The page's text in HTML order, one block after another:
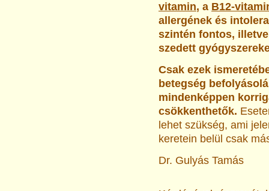
vitamin, a B12-
allergének és
szintén fontos,
szedett
Csak ezek
betegség
mindenképpen
csökkenthetők.
lehet szükség, ami
keretein belül csak
Dr. Gulyás Tamás